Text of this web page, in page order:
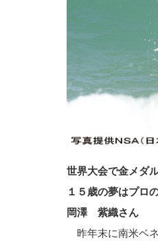
世界大会で金メダ
１５歳の夢はプロ
岡澤 紫織さん
昨年末に南米ベ